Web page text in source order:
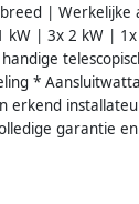
| Werkelijke
kW | 3x 2 kW |
*
erkend
garantie